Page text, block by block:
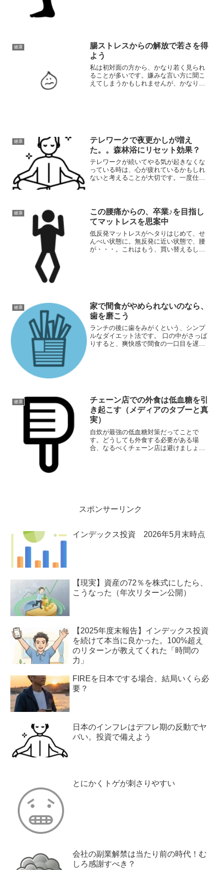
健康
腸ストレスからの解放で若さを得
よう
私は初対面の方から、かなり若く見られ
ることが多いです。嫌みな言い方に聞こ
えてしまうかもしれませんが、かなりの
健康
テレワークで夜更かしが増え
た。。森林浴にリセット効果？
テレワークが続いてやる気が起きなくな
っている時は、心が疲れているかもしれ
ないと考えることが大切です。一度仕事
健康
この腰痛からの、卒業♪を目指し
てマットレスを思案中
低反発マットレスがヘタりはじめて、せ
んべい状態に。無反発に近い状態で、腰
が・・・。これはもう、買い替えるしか
健康
家で間食がやめられないのなら、
歯を磨こう
ランチの後に歯をみがくという、シンプ
ルなダイエット法です。 口の中がさっぱ
りすると、爽快感で間食の一口目を遅ら
健康
チェーン店での外食は低血糖を引
き起こす（メディアのタブーと真
実）
自炊が最強の低血糖対策だってことで
す。どうしても外食する必要がある場
合、なるべくチェーン店は避けましょ
スポンサーリンク
インデックス投資 2026年5月末時点
【現実】資産の72％を株式にしたら、
こうなった（年次リターン公開）
【2025年度末報告】インデックス投資
を続けて本当に良かった。100%超え
のリターンが教えてくれた「時間の
力」
FIREを日本でする場合、結局いくら必
要？
日本のインフレはデフレ期の反動でヤ
バい。投資で備えよう
とにかくトゲが刺さりやすい
会社の副業解禁は当たり前の時代！む
しろ感謝すべき？